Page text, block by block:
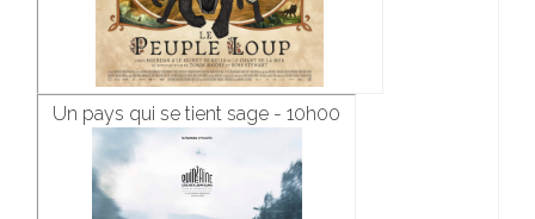
Un pays qui se tient sage - 10h00